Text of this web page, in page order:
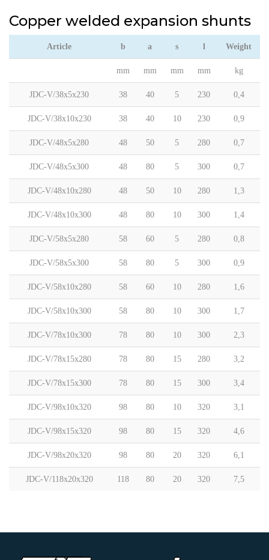
Copper welded expansion shunts
Article b a s l Weight
mm mm mm mm kg
JDC-V/38x5x230 38 40 5 230 0,4
JDC-V/38x10x230 38 40 10 230 0,9
JDC-V/48x5x280 48 50 5 280 0,7
JDC-V/48x5x300 48 80 5 300 0,7
JDC-V/48x10x280 48 50 10 280 1,3
JDC-V/48x10x300 48 80 10 300 1,4
JDC-V/58x5x280 58 60 5 280 0,8
JDC-V/58x5x300 58 80 5 300 0,9
JDC-V/58x10x280 58 60 10 280 1,6
JDC-V/58x10x300 58 80 10 300 1,7
JDC-V/78x10x300 78 80 10 300 2,3
JDC-V/78x15x280 78 80 15 280 3,2
JDC-V/78x15x300 78 80 15 300 3,4
JDC-V/98x10x320 98 80 10 320 3,1
JDC-V/98x15x320 98 80 15 320 4,6
JDC-V/98x20x320 98 80 20 320 6,1
JDC-V/118x20x320 118 80 20 320 7,5